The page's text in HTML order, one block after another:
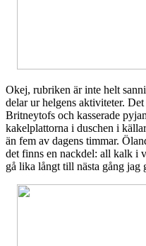
Okej, rubriken är inte helt
delar ur helgens aktiviteter.
Britneytofs och kasserade
kakelplattorna i duschen i
än fem av dagens timmar.
det finns en nackdel: all kalk i
gå lika långt till nästa gång jag